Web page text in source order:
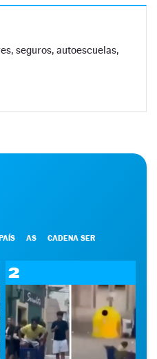
seguros, autoescuelas,
AS CADENA SER
2